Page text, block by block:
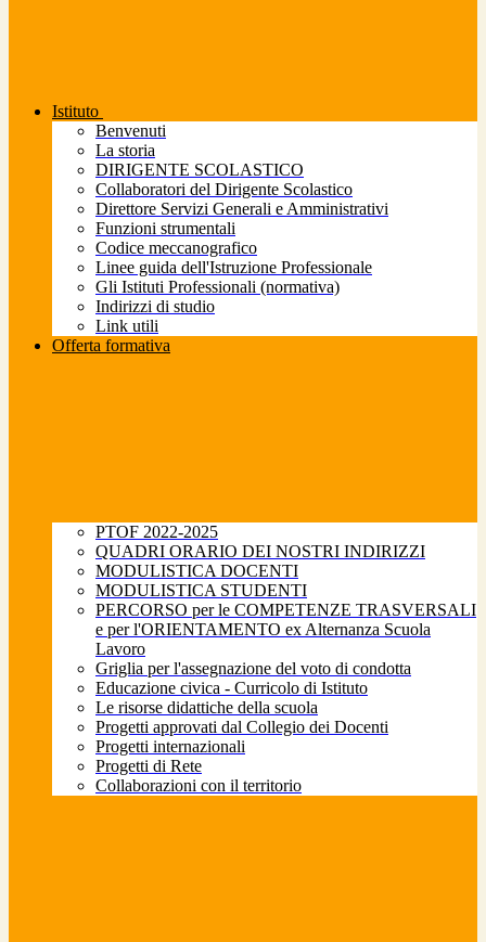
Istituto
Benvenuti
La storia
DIRIGENTE SCOLASTICO
Collaboratori del Dirigente Scolastico
Direttore Servizi Generali e Amministrativi
Funzioni strumentali
Codice meccanografico
Linee guida dell'Istruzione Professionale
Gli Istituti Professionali (normativa)
Indirizzi di studio
Link utili
Offerta formativa
PTOF 2022-2025
QUADRI ORARIO DEI NOSTRI INDIRIZZI
MODULISTICA DOCENTI
MODULISTICA STUDENTI
PERCORSO per le COMPETENZE TRASVERSALI
e per l'ORIENTAMENTO ex Alternanza Scuola
Lavoro
Griglia per l'assegnazione del voto di condotta
Educazione civica - Curricolo di Istituto
Le risorse didattiche della scuola
Progetti approvati dal Collegio dei Docenti
Progetti internazionali
Progetti di Rete
Collaborazioni con il territorio